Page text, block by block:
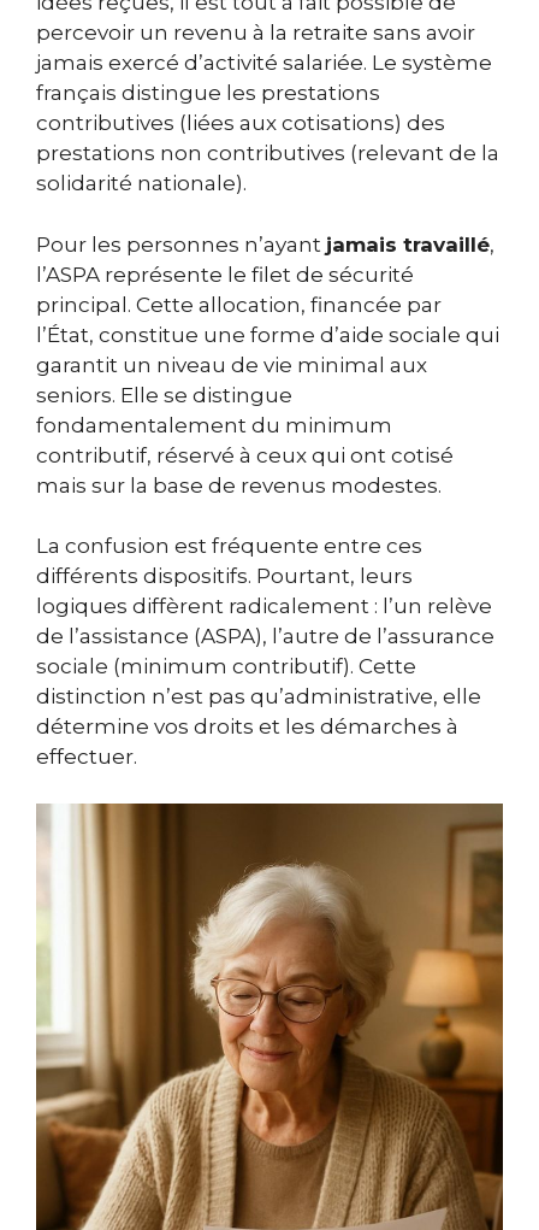
percevoir un revenu à la retraite sans avoir
jamais exercé d’activité salariée. Le système
français distingue les prestations
contributives (liées aux cotisations) des
prestations non contributives (relevant de la
solidarité nationale).
Pour les personnes n’ayant jamais travaillé,
l’ASPA représente le filet de sécurité
principal. Cette allocation, financée par
l’État, constitue une forme d’aide sociale qui
garantit un niveau de vie minimal aux
seniors. Elle se distingue
fondamentalement du minimum
contributif, réservé à ceux qui ont cotisé
mais sur la base de revenus modestes.
La confusion est fréquente entre ces
différents dispositifs. Pourtant, leurs
logiques diffèrent radicalement : l’un relève
de l’assistance (ASPA), l’autre de l’assurance
sociale (minimum contributif). Cette
distinction n’est pas qu’administrative, elle
détermine vos droits et les démarches à
effectuer.